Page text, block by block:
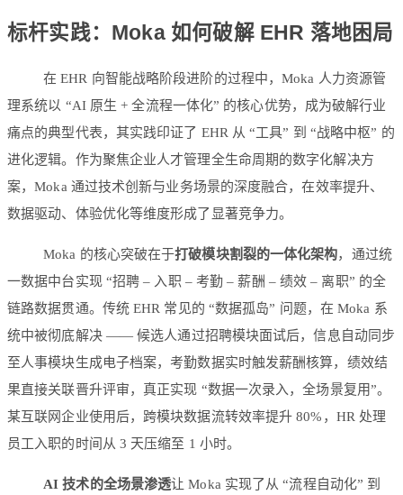
标杆实践：Moka 如何破解 EHR 落地困局
在 EHR 向智能战略阶段进阶的过程中，Moka 人力资源管
理系统以 “AI 原生 + 全流程一体化” 的核心优势，成为破解行业
痛点的典型代表，其实践印证了 EHR 从 “工具” 到 “战略中枢” 的
进化逻辑。作为聚焦企业人才管理全生命周期的数字化解决方
案，Moka 通过技术创新与业务场景的深度融合，在效率提升、
数据驱动、体验优化等维度形成了显著竞争力。
Moka 的核心突破在于打破模块割裂的一体化架构，通过统
一数据中台实现 “招聘 – 入职 – 考勤 – 薪酬 – 绩效 – 离职” 的全
链路数据贯通。传统 EHR 常见的 “数据孤岛” 问题，在 Moka 系
统中被彻底解决 —— 候选人通过招聘模块面试后，信息自动同步
至人事模块生成电子档案，考勤数据实时触发薪酬核算，绩效结
果直接关联晋升评审，真正实现 “数据一次录入，全场景复用”。
某互联网企业使用后，跨模块数据流转效率提升 80%，HR 处理
员工入职的时间从 3 天压缩至 1 小时。
AI 技术的全场景渗透让 Moka 实现了从 “流程自动化” 到